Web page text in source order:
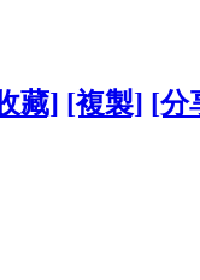
藏] [複製] [分